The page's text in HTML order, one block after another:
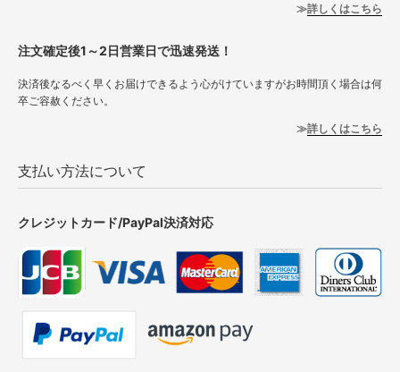
詳しくはこちら
注文確定後1～2日営業日で迅速発送！
決済後なるべく早くお届けできるよう心がけていますがお時間頂く場合は何
卒ご容赦ください。
詳しくはこちら
支払い方法について
クレジットカード/PayPal決済対応